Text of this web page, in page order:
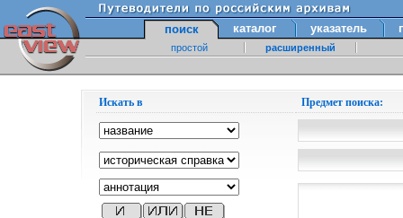
поиск каталог указатель
простой расширенный
Искать в Предмет поиска: